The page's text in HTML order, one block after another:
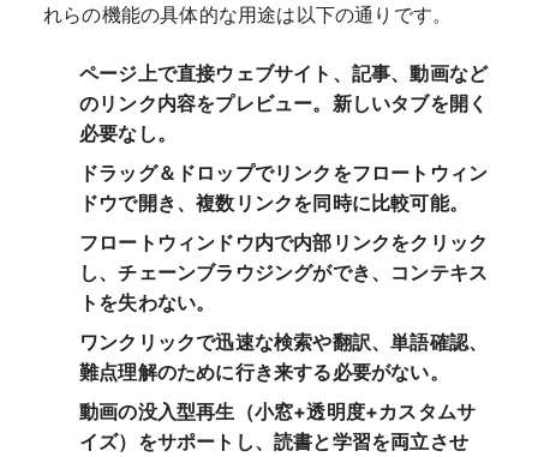
れらの機能の具体的な用途は以下の通りです。
ページ上で直接ウェブサイト、記事、動画など
のリンク内容をプレビュー。新しいタブを開く
必要なし。
ドラッグ＆ドロップでリンクをフロートウィン
ドウで開き、複数リンクを同時に比較可能。
フロートウィンドウ内で内部リンクをクリック
し、チェーンブラウジングができ、コンテキス
トを失わない。
ワンクリックで迅速な検索や翻訳、単語確認、
難点理解のために行き来する必要がない。
動画の没入型再生（小窓+透明度+カスタムサ
イズ）をサポートし、読書と学習を両立させ